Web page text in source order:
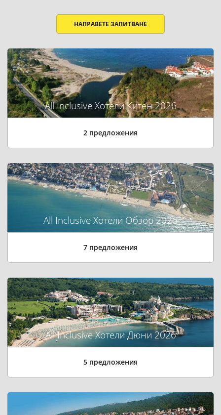
НАПРАВЕТЕ ЗАПИТВАНЕ
All Inclusive Хотели Китен 2026
2 предложения
All Inclusive Хотели Обзор 2026
7 предложения
All Inclusive Хотели Дюни 2026
5 предложения